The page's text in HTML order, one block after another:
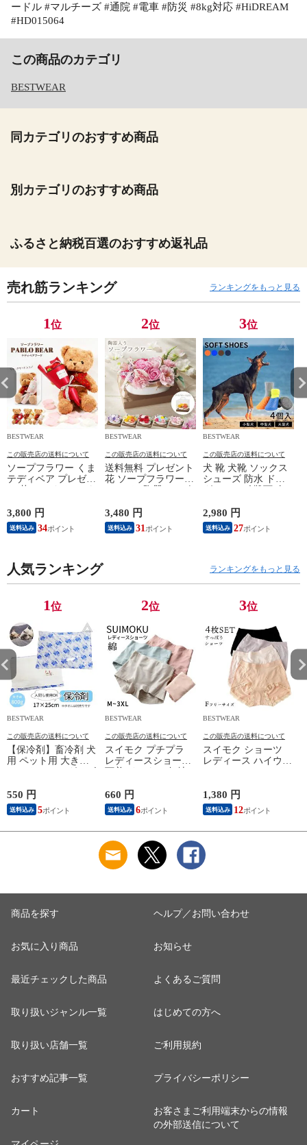
ードル #マルチーズ #通院 #電車 #防災 #8kg対応 #HiDREAM
#HD015064
この商品のカテゴリ
BESTWEAR
同カテゴリのおすすめ商品
別カテゴリのおすすめ商品
ふるさと納税百選のおすすめ返礼品
売れ筋ランキング ランキングをもっと見る
1位
BESTWEAR
この販売店の送料について
ソープフラワー くま
テディベア プレゼン
リアケース入り クリ
スマス 入学式 卒業
式 ブーケ 花束 誕生
お供え おしゃれ 可
愛い ホワイトデー
ンク 送料無料 SF-
3,800 円
送料込み 34
2位
BESTWEAR
この販売店の送料について
送料無料 プレゼント
花 ソープフラワー
ソープ 記念日 結婚
誕生日 母の日 退職
祝い お悔み お供え
ット SF-GM-4834
3,480 円
送料込み 31
3位
BESTWEAR
この販売店の送料について
犬 靴 犬靴 ソックス
シューズ 防水 ドッ
かい 4足 脱げない マ
ジックテープ シュー
ズ 散歩 夏 冬 防水 ス
中型犬 大型犬 4個入
ブルー , Mサイズ ]
2,980 円
送料込み 27
人気ランキング ランキングをもっと見る
1位
BESTWEAR
この販売店の送料について
【保冷剤】畜冷剤 犬
用 ペット用 大きめ
夏バテ対策 クールダ
ウン ドッグラン 暑
さ対策 ひんやり ア
550 円
送料込み 5
2位
BESTWEAR
この販売店の送料について
スイモク プチプラ
レディースショーツ
薄いカラー 薄手 パ
ンツ シンプル 通気
性 女性用 下着 丈夫
タンダード パンティ
ー5677922【水沐良
品】
660 円
送料込み 6
3位
BESTWEAR
この販売店の送料について
スイモク ショーツ
レディース ハイウエ
ヒップアップ 女性
下着 お尻すっぽり
保温 冷えケア アン
ストレッチ 締め付け
ない ストレスフリー
1,380 円
送料込み 12
商品を探す
お気に入り商品
最近チェックした商品
取り扱いジャンル一覧
取り扱い店舗一覧
おすすめ記事一覧
カート
ヘルプ／お問い合わせ
お知らせ
よくあるご質問
はじめての方へ
ご利用規約
プライバシーポリシー
お客さまご利用端末からの情報
の外部送信について